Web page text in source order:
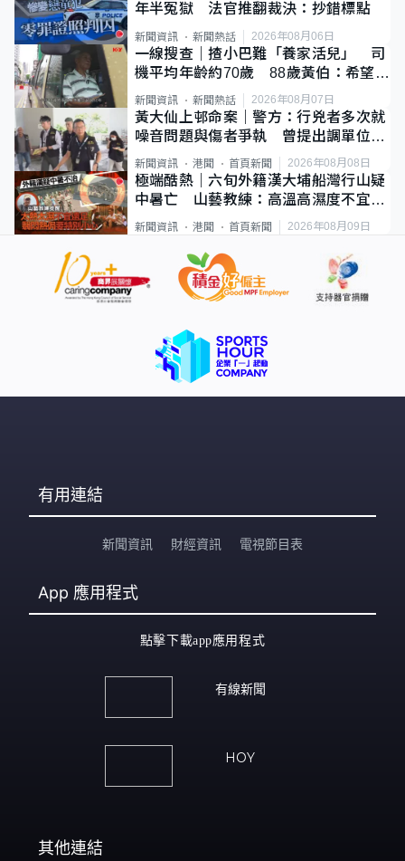
年半冤獄 法官推翻裁決：抄錯標點
新聞資訊 新聞熱話 2026年08月06日
一線搜查｜揸小巴難「養家活兒」 司
機平均年齡約70歲 88歲黃伯：希望一
直揸落去
新聞資訊 新聞熱話 2026年08月07日
黃大仙上邨命案｜警方：行兇者多次就
噪音問題與傷者爭執 曾提出調單位已
獲批
新聞資訊 港聞 首頁新聞 2026年08月08日
極端酷熱｜六旬外籍漢大埔船灣行山疑
中暑亡 山藝教練：高溫高濕度不宜遠
足
新聞資訊 港聞 首頁新聞 2026年08月09日
有用連結
新聞資訊 財經資訊 電視節目表
App 應用程式
點擊下載app應用程式
有線新聞
HOY
其他連結